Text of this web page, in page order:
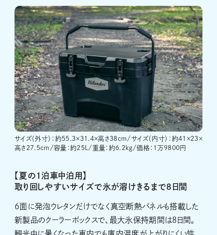
サイズ（外寸）：約55.3×31.4×高さ38cm/サイズ（内寸）：約41×23×
高さ27.5cm/容量：約25L/重量：約6.2kg/価格：1万9800円
【夏の1泊車中泊用】
取り回しやすいサイズで氷が溶けきるまで8日間
6面に発泡ウレタンだけでなく真空断熱パネルも搭載した
新製品のクーラーボックスで、最大氷保持期間は8日間。
観光中に暑くなった車内でも庫内温度が上がりにくい性